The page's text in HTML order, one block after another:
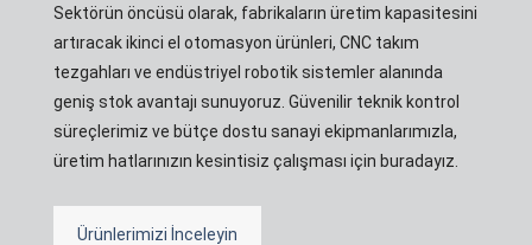
Sektörün öncüsü olarak, fabrikaların üretim kapasitesini
artıracak ikinci el otomasyon ürünleri, CNC takım
tezgahları ve endüstriyel robotik sistemler alanında
geniş stok avantajı sunuyoruz. Güvenilir teknik kontrol
süreçlerimiz ve bütçe dostu sanayi ekipmanlarımızla,
üretim hatlarınızın kesintisiz çalışması için buradayız.
Ürünlerimizi İnceleyin